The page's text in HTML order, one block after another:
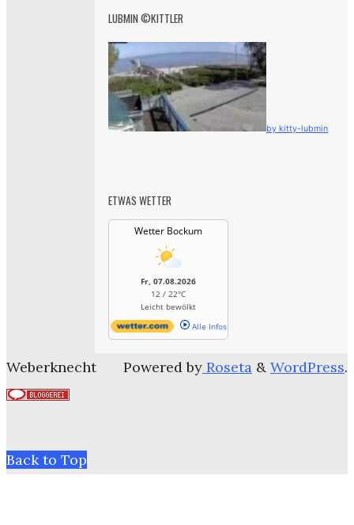
LUBMIN ©KITTLER
by kitty-lubmin
ETWAS WETTER
Wetter Bockum
Fr, 07.08.2026
12 / 22°C
Leicht bewölkt
Alle Infos
Powered by Roseta & WordPress.
Weberknecht
Back to Top